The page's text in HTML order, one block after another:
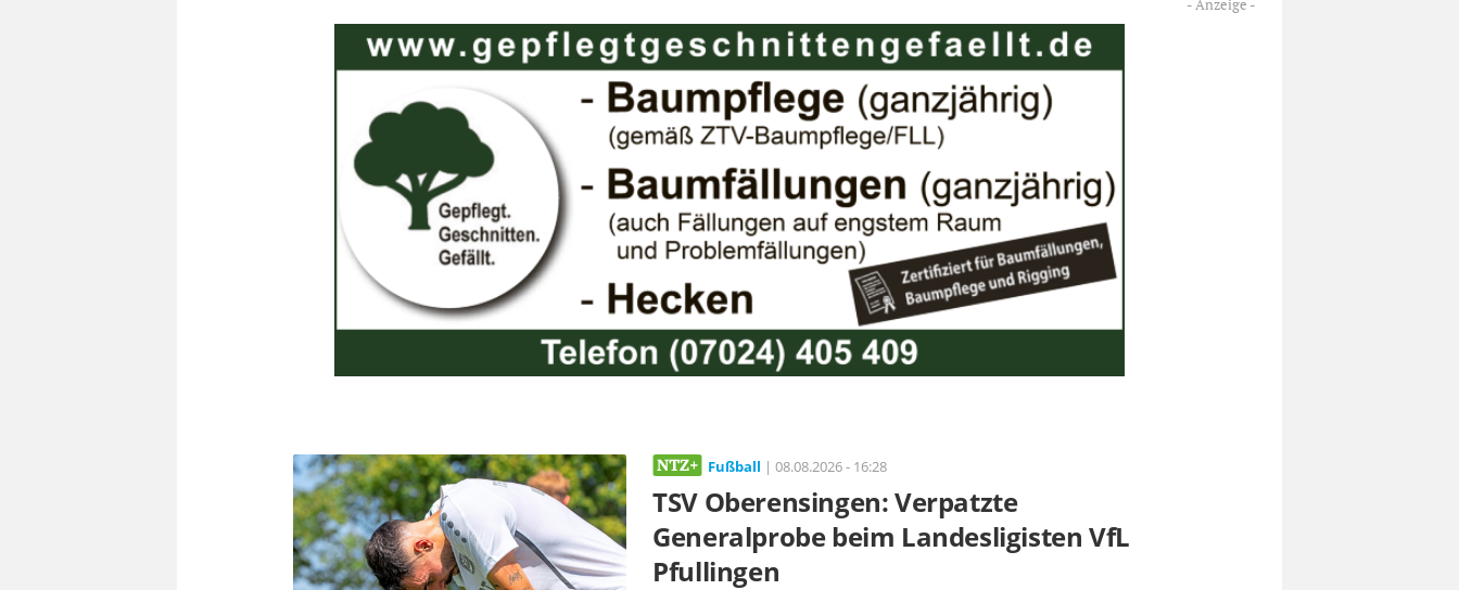
Fußball | 08.08.2026 - 16:28
TSV Oberensingen: Verpatzte
Generalprobe beim Landesligisten VfL
Pfullingen